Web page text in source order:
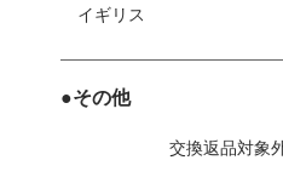
イギリス
●その他
交換返品対象